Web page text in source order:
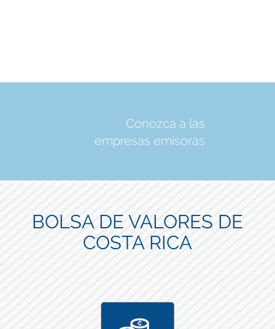
Conozca a las
empresas emisoras
BOLSA DE VALORES DE
COSTA RICA